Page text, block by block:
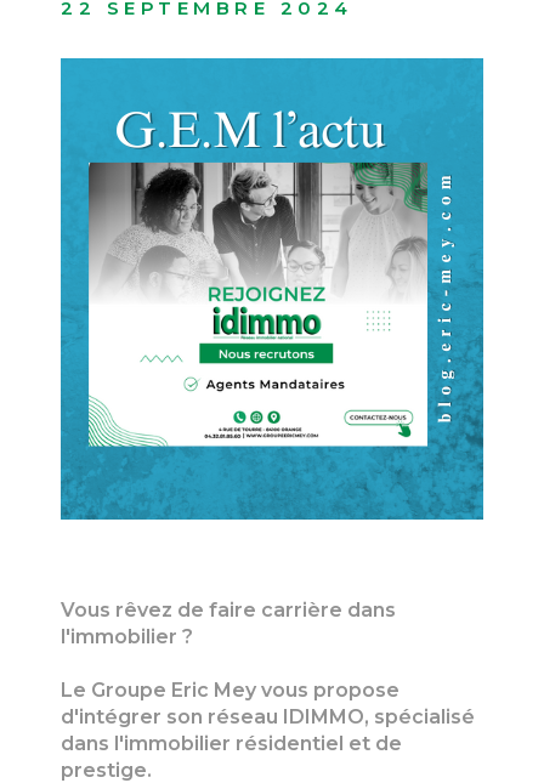
ACHETER À
ACTUALITÉS
BLOG
22 SEPTEMBRE 2024
Vous rêvez de faire carrière dans
l'immobilier ?
Le Groupe Eric Mey vous propose
d'intégrer son réseau IDIMMO, spécialisé
dans l'immobilier résidentiel et de
prestige.
BUDGET
Pièces
PIÈCES
RÉFÉRENCE
CRITÈRES
SUPPLÉMENTAIRES
Piscine
Parking
Terrasse
RECHERCHER